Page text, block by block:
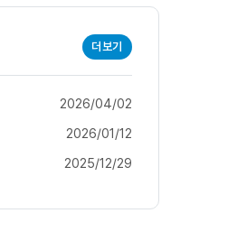
더보기
2026/04/02
2026/01/12
2025/12/29